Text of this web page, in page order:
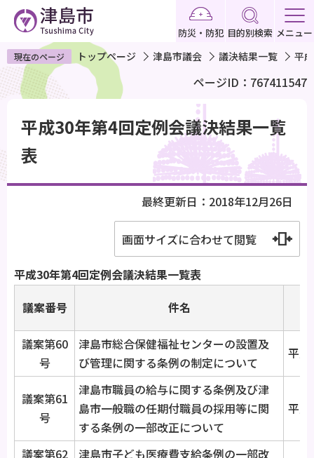
ペ
ー
ジ
で
す
防災・防犯 目的別検索 メニュー
現在のページ トップページ 津島市議会 議決結果一覧 平
ページID：767411547
か
平成30年第4回定例会議決結果一覧
表
最終更新日：2018年12月26日
画面サイズに合わせて閲覧
平成30年第4回定例会議決結果一覧表
議案番号
件名
議案第60
号
津島市総合保健福祉センターの設置及
び管理に関する条例の制定について
平成
議案第61
号
津島市職員の給与に関する条例及び津
島市一般職の任期付職員の採用等に関
する条例の一部改正について
平成
議案第62
津島市子ども医療費支給条例の一部改